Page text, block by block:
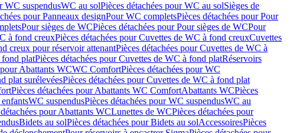
WC suspendusWC au solPièces détachées pour WC au solSièges de
pour Panneaux designPour WC completsPièces détachées pour Pour
Pour sièges de WCPièces détachées pour Pour sièges de WCPour
à fond creuxPièces détachées pour Cuvettes de WC à fond creuxCuvettes
creux pour réservoir attenantPièces détachées pour Cuvettes de WC à
fond platPièces détachées pour Cuvettes de WC à fond platRéservoirs
Abattants WCWC ComfortPièces détachées pour WC
plat surélevéesPièces détachées pour Cuvettes de WC à fond plat
Pièces détachées pour Abattants WC ComfortAbattants WCPièces
WC suspendusPièces détachées pour WC suspendusWC au
pour Abattants WCLunettes de WCPièces détachées pour
Bidets au solPièces détachées pour Bidets au solAccessoiresPièces